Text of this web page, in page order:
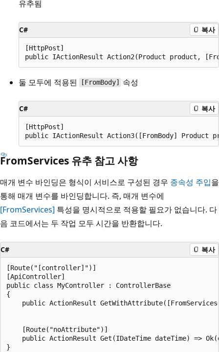
유추됨
C# 복사
[HttpPost]
둘 모두에 적용된 [FromBody] 속성
C# 복사
[HttpPost]
FromServices 유추 참고 사항
매개 변수 바인딩은 형식이 서비스로 구성된 경우 종속성 주입을
통해 매개 변수를 바인딩합니다. 즉, 매개 변수에
[FromServices] 특성을 명시적으로 적용할 필요가 없습니다. 다
음 코드에서는 두 작업 모두 시간을 반환합니다.
C# 복사
[Route("[controller]")]
[ApiController]
public class MyController : ControllerBase
{
public ActionResult
    [Route("noAttribute")]
public ActionResult Get(IDateTime dateTime) =>